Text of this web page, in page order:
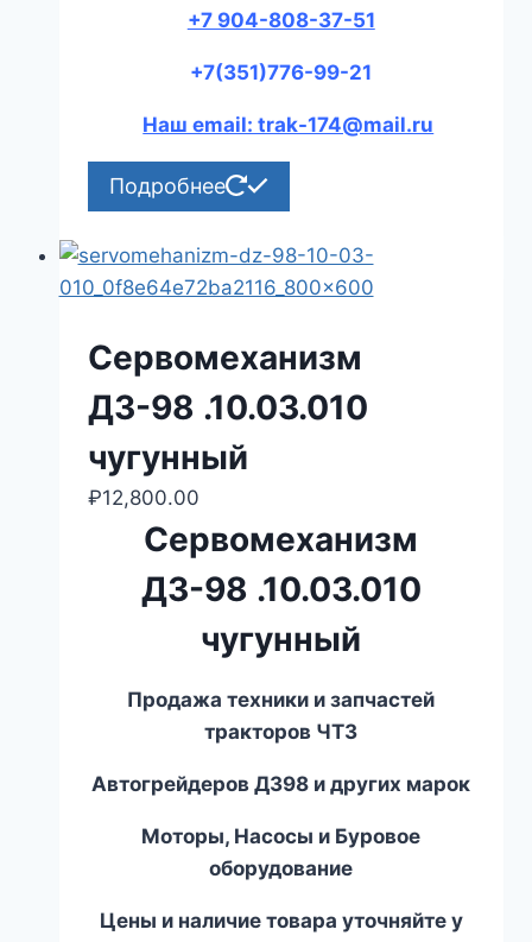
+7 904-808-37-51
+7(351)776-99-21
Наш email: trak-174@mail.ru
Подробнее
Сервомеханизм
ДЗ-98 .10.03.010
чугунный
₽12,800.00
Сервомеханизм
ДЗ-98 .10.03.010
чугунный
Продажа техники и запчастей
тракторов ЧТЗ
Автогрейдеров ДЗ98 и других марок
Моторы, Насосы и Буровое
оборудование
Цены и наличие товара уточняйте у